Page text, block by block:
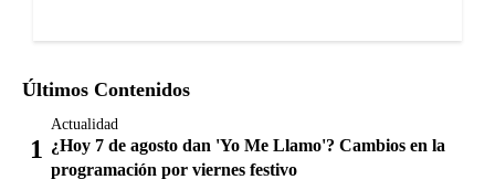
Últimos Contenidos
Actualidad
¿Hoy 7 de agosto dan 'Yo Me Llamo'? Cambios en la
programación por viernes festivo